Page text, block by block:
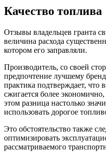
Качество топлива
Отзывы владельцев гранта
величина расхода
котором его заправляли.
Производитель, со своей
предпочтение лучшему
практика подтверждает,
сжигается более
этом разница настолько
использовать дорогое
Это обстоятельство также
оптимизировать
рассматриваемого